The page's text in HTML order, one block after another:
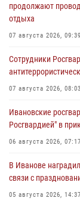
продолжают
отдыха
07 августа 2026, 09:39
Сотрудники
07 августа 2026, 08:03
Ивановские
Росгвардией" в
06 августа 2026, 07:17
В Иванове
связи с
05 августа 2026, 14:37